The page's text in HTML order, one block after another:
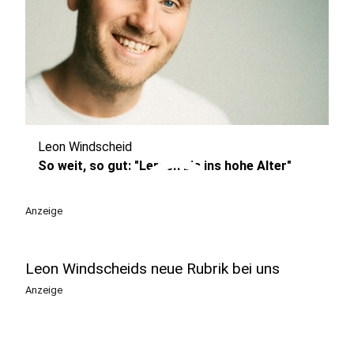
play_circle
Leon Windscheid
So weit, so gut: "Lernen bis ins hohe Alter"
Anzeige
Leon Windscheids neue Rubrik bei uns
Anzeige